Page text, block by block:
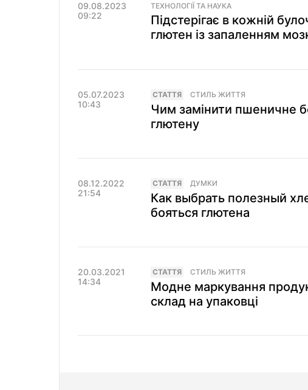
09.08.2023
09:22
ТЕХНОЛОГІЇ ТА НАУКА
Підстерігає в кожній
глютен із запаленням
05.07.2023
10:43
СТАТТЯ СТИЛЬ ЖИТТЯ
Чим замінити пшеничне
глютену
08.12.2022
21:54
СТАТТЯ ДУМКИ
Как выбрать полезный
бояться глютена
20.03.2021
14:34
СТАТТЯ СТИЛЬ ЖИТТЯ
Модне маркування
склад на упаковці